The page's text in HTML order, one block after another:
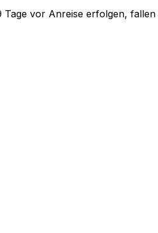
Tage vor Anreise erfolgen, fallen